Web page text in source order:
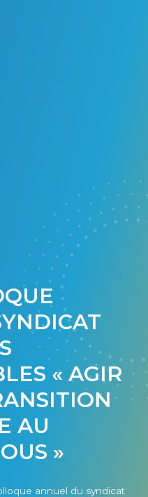
« AGIR
AU
»
annuel du syndicat